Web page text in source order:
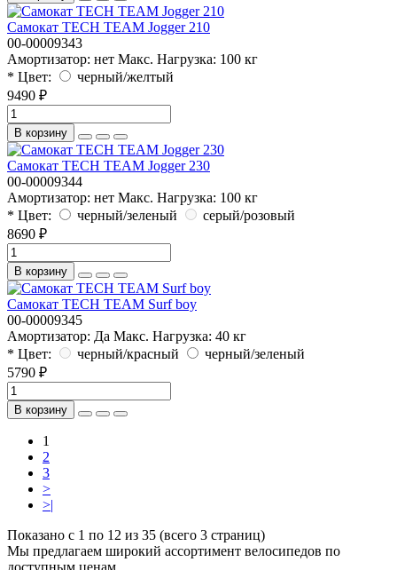
Самокат TECH TEAM Jogger 210
00-00009343
Амортизатор: нет Макс. Нагрузка: 100 кг
* Цвет:
черный/желтый
9490 ₽
В корзину
Самокат TECH TEAM Jogger 230
00-00009344
Амортизатор: нет Макс. Нагрузка: 100 кг
* Цвет:
черный/зеленый
серый/розовый
8690 ₽
В корзину
Самокат TECH TEAM Surf boy
00-00009345
Амортизатор: Да Макс. Нагрузка: 40 кг
* Цвет:
черный/красный
черный/зеленый
5790 ₽
В корзину
1
2
3
>
>|
Показано с 1 по 12 из 35 (всего 3 страниц)
Мы предлагаем широкий ассортимент велосипедов по
доступным ценам.